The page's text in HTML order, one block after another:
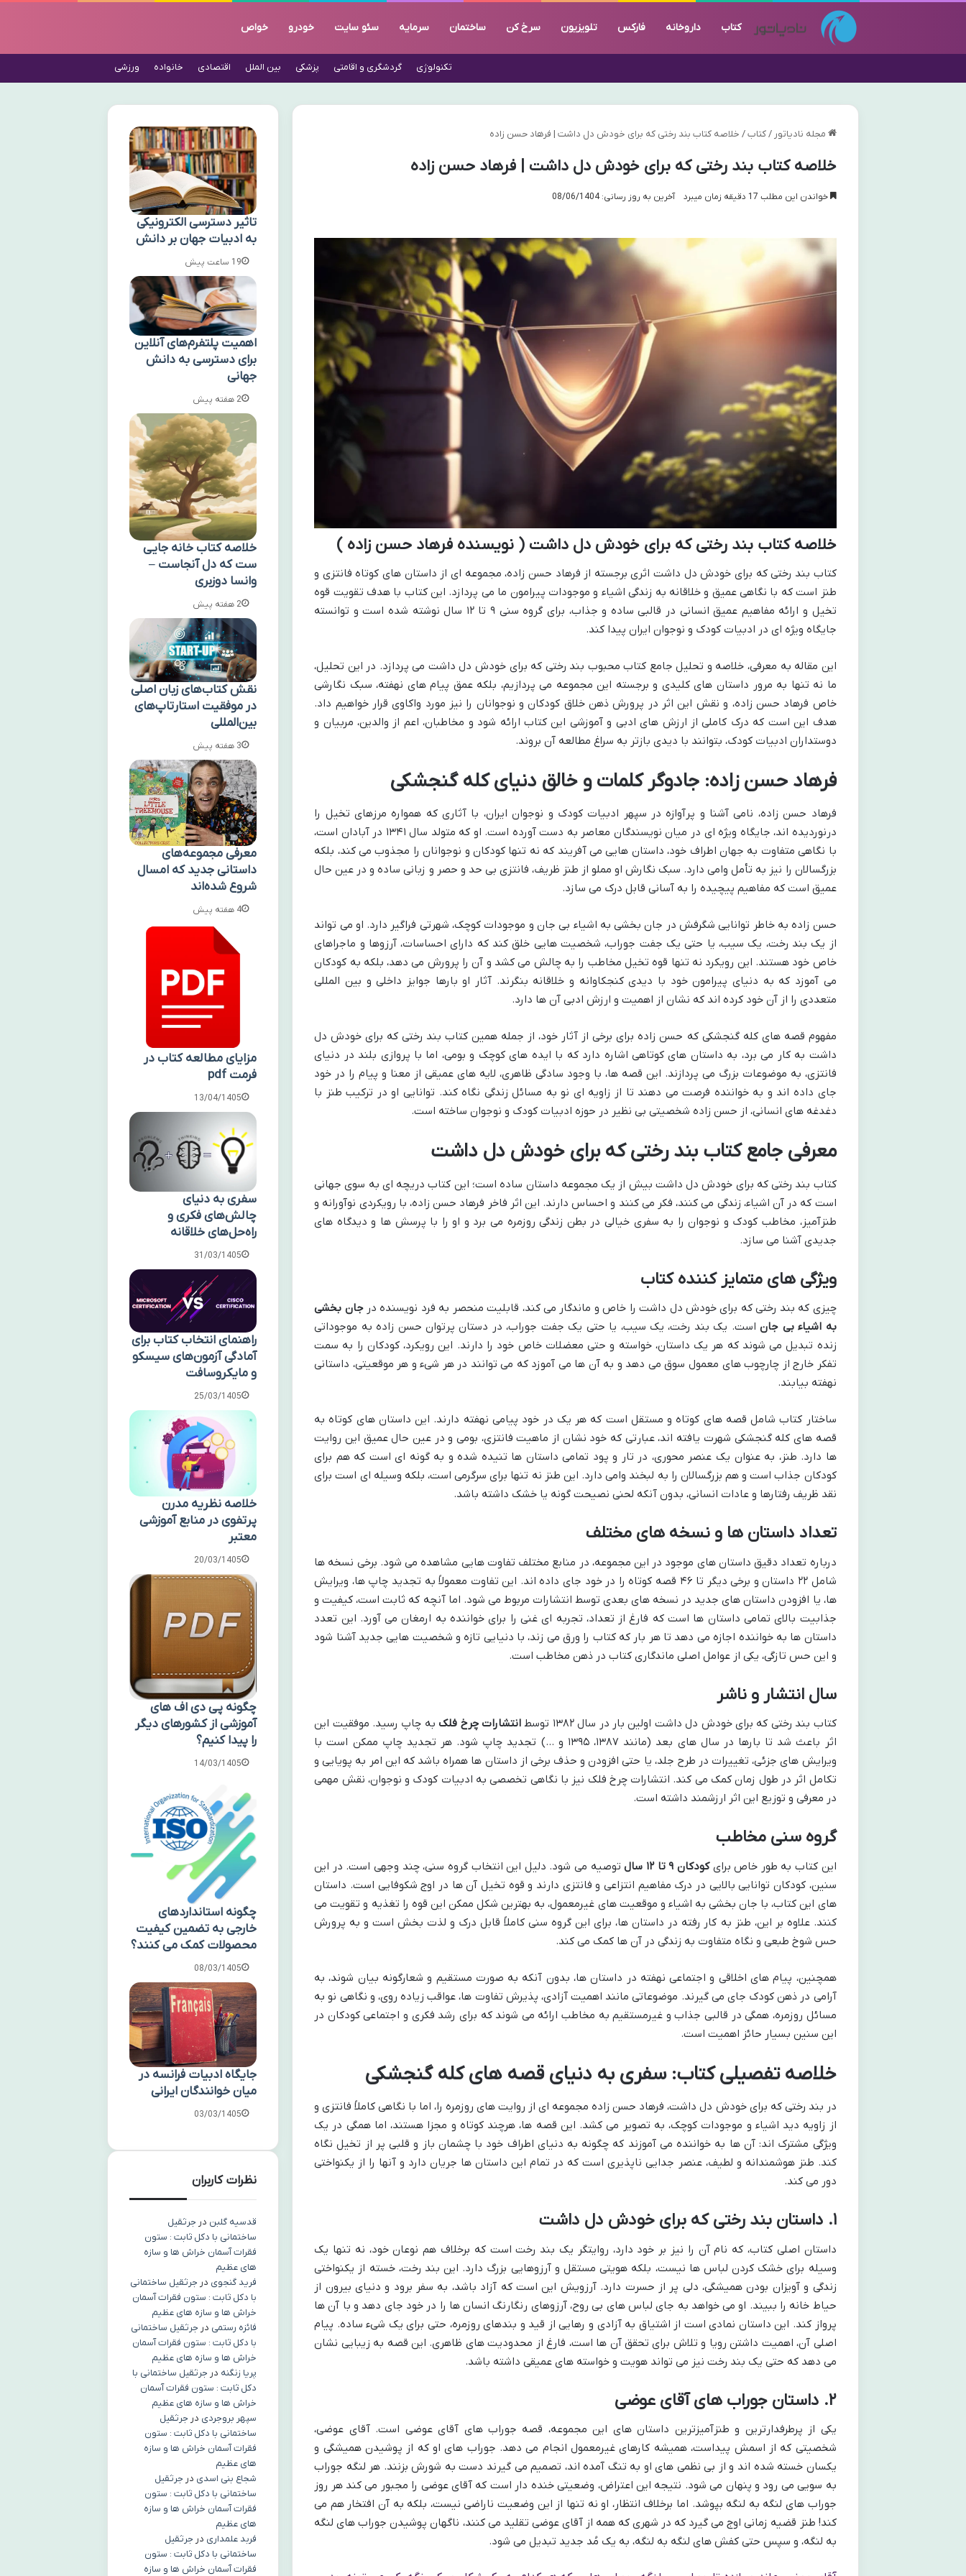
کتاب داروخانه فارکس تلویزیون سرخ کن ساختمان سرمایه سئو سایت خودرو خواص
تکنولوژی گردشگری و اقامتی پزشکی بین الملل اقتصادی خانواده ورزشی
مجله نادیاتور / کتاب / خلاصه کتاب بند رختی که برای خودش دل داشت | فرهاد حسن زاده
خلاصه کتاب بند رختی که برای خودش دل داشت | فرهاد حسن زاده
آخرین به روز رسانی: 08/06/1404 خواندن این مطلب 17 دقیقه زمان میبرد
خلاصه کتاب بند رختی که برای خودش دل داشت ( نویسنده فرهاد حسن زاده )
کتاب بند رختی که برای خودش دل داشت اثری برجسته از فرهاد حسن زاده، مجموعه ای از داستان های کوتاه فانتزی و
طنز است که با نگاهی عمیق و خلاقانه به زندگی اشیاء و موجودات پیرامون ما می پردازد. این کتاب با هدف تقویت قوه
تخیل و ارائه مفاهیم عمیق انسانی در قالبی ساده و جذاب، برای گروه سنی ۹ تا ۱۲ سال نوشته شده است و توانسته
جایگاه ویژه ای در ادبیات کودک و نوجوان ایران پیدا کند.
این مقاله به معرفی، خلاصه و تحلیل جامع کتاب محبوب بند رختی که برای خودش دل داشت می پردازد. در این تحلیل،
ما نه تنها به مرور داستان های کلیدی و برجسته این مجموعه می پردازیم، بلکه عمق پیام های نهفته، سبک نگارشی
خاص فرهاد حسن زاده، و نقش این اثر در پرورش ذهن خلاق کودکان و نوجوانان را نیز مورد واکاوی قرار خواهیم داد.
هدف این است که درک کاملی از ارزش های ادبی و آموزشی این کتاب ارائه شود و مخاطبان، اعم از والدین، مربیان و
دوستداران ادبیات کودک، بتوانند با دیدی بازتر به سراغ مطالعه آن بروند.
فرهاد حسن زاده: جادوگر کلمات و خالق دنیای کله گنجشکی
فرهاد حسن زاده، نامی آشنا و پرآوازه در سپهر ادبیات کودک و نوجوان ایران، با آثاری که همواره مرزهای تخیل را
درنوردیده اند، جایگاه ویژه ای در میان نویسندگان معاصر به دست آورده است. او که متولد سال ۱۳۴۱ در آبادان است،
با نگاهی متفاوت به جهان اطراف خود، داستان هایی می آفریند که نه تنها کودکان و نوجوانان را مجذوب می کند، بلکه
بزرگسالان را نیز به تأمل وامی دارد. سبک نگارش او مملو از طنز ظریف، فانتزی بی حد و حصر و زبانی ساده و در عین حال
عمیق است که مفاهیم پیچیده را به آسانی قابل درک می سازد.
حسن زاده به خاطر توانایی شگرفش در جان بخشی به اشیاء بی جان و موجودات کوچک، شهرتی فراگیر دارد. او می تواند
از یک بند رخت، یک سیب، یا حتی یک جفت جوراب، شخصیت هایی خلق کند که دارای احساسات، آرزوها و ماجراهای
خاص خود هستند. این رویکرد نه تنها قوه تخیل مخاطب را به چالش می کشد و آن را پرورش می دهد، بلکه به کودکان
می آموزد که به دنیای پیرامون خود با دیدی کنجکاوانه و خلاقانه بنگرند. آثار او بارها جوایز داخلی و بین المللی
متعددی را از آن خود کرده اند که نشان از اهمیت و ارزش ادبی آن ها دارد.
مفهوم قصه های کله گنجشکی که حسن زاده برای برخی از آثار خود، از جمله همین کتاب بند رختی که برای خودش دل
داشت به کار می برد، به داستان های کوتاهی اشاره دارد که با ایده های کوچک و بومی، اما با پروازی بلند در دنیای
فانتزی، به موضوعات بزرگ می پردازند. این قصه ها، با وجود سادگی ظاهری، لایه های عمیقی از معنا و پیام را در خود
جای داده اند و به خواننده فرصت می دهند تا از زاویه ای نو به مسائل زندگی نگاه کند. توانایی او در ترکیب طنز با
دغدغه های انسانی، از حسن زاده شخصیتی بی نظیر در حوزه ادبیات کودک و نوجوان ساخته است.
معرفی جامع کتاب بند رختی که برای خودش دل داشت
کتاب بند رختی که برای خودش دل داشت بیش از یک مجموعه داستان ساده است؛ این کتاب دریچه ای به سوی جهانی
است که در آن اشیاء، زندگی می کنند، فکر می کنند و احساس دارند. این اثر فاخر فرهاد حسن زاده، با رویکردی نوآورانه و
طنزآمیز، مخاطب کودک و نوجوان را به سفری خیالی در بطن زندگی روزمره می برد و او را با پرسش ها و دیدگاه های
جدیدی آشنا می سازد.
ویژگی های متمایز کننده کتاب
چیزی که بند رختی که برای خودش دل داشت را خاص و ماندگار می کند، قابلیت منحصر به فرد نویسنده درجان بخشی
به اشیاء بی جاناست. یک بند رخت، یک سیب، یا حتی یک جفت جوراب، در دستان پرتوان حسن زاده به موجوداتی
زنده تبدیل می شوند که هر یک داستان، خواسته و حتی معضلات خاص خود را دارند. این رویکرد، کودکان را به سمت
تفکر خارج از چارچوب های معمول سوق می دهد و به آن ها می آموزد که می توانند در هر شیء و هر موقعیتی، داستانی
نهفته بیابند.
ساختار کتاب شامل قصه های کوتاه و مستقل است که هر یک در خود پیامی نهفته دارند. این داستان های کوتاه به
قصه های کله گنجشکی شهرت یافته اند، عبارتی که خود نشان از ماهیت فانتزی، بومی و در عین حال عمیق این روایت
ها دارد. طنز، به عنوان یک عنصر محوری، در تار و پود تمامی داستان ها تنیده شده و به گونه ای است که هم برای
کودکان جذاب است و هم بزرگسالان را به لبخند وامی دارد. این طنز نه تنها برای سرگرمی است، بلکه وسیله ای است برای
نقد ظریف رفتارها و عادات انسانی، بدون آنکه لحنی نصیحت گونه یا خشک داشته باشد.
تعداد داستان ها و نسخه های مختلف
درباره تعداد دقیق داستان های موجود در این مجموعه، در منابع مختلف تفاوت هایی مشاهده می شود. برخی نسخه ها
شامل ۲۲ داستان و برخی دیگر تا ۴۶ قصه کوتاه را در خود جای داده اند. این تفاوت معمولاً به تجدید چاپ ها، ویرایش
ها، یا افزودن داستان های جدید در نسخه های بعدی توسط انتشارات مربوط می شود. اما آنچه که ثابت است، کیفیت و
جذابیت بالای تمامی داستان ها است که فارغ از تعداد، تجربه ای غنی را برای خواننده به ارمغان می آورد. این تعدد
داستان ها به خواننده اجازه می دهد تا هر بار که کتاب را ورق می زند، با دنیایی تازه و شخصیت هایی جدید آشنا شود
و این حس تازگی، یکی از عوامل اصلی ماندگاری کتاب در ذهن مخاطب است.
سال انتشار و ناشر
کتاب بند رختی که برای خودش دل داشت اولین بار در سال ۱۳۸۲ توسط انتشارات چرخ فلک به چاپ رسید. موفقیت این
اثر باعث شد تا بارها در سال های بعد (مانند ۱۳۸۷، ۱۳۹۵ و …) تجدید چاپ شود. هر تجدید چاپ ممکن است با
ویرایش های جزئی، تغییرات در طرح جلد، یا حتی افزودن و حذف برخی از داستان ها همراه باشد که این امر به پویایی و
تکامل اثر در طول زمان کمک می کند. انتشارات چرخ فلک نیز با نگاهی تخصصی به ادبیات کودک و نوجوان، نقش مهمی
در معرفی و توزیع این اثر ارزشمند داشته است.
گروه سنی مخاطب
این کتاب به طور خاص برایکودکان ۹ تا ۱۲ سال
توصیه می شود. دلیل این انتخاب گروه سنی، چند وجهی است. در این
سنین، کودکان توانایی بالایی در درک مفاهیم انتزاعی و فانتزی دارند و قوه تخیل آن ها در اوج شکوفایی است. داستان
های این کتاب، با جان بخشی به اشیاء و موقعیت های غیرمعمول، به بهترین شکل ممکن این قوه را تغذیه و تقویت می
کنند. علاوه بر این، طنز به کار رفته در داستان ها، برای این گروه سنی کاملاً قابل درک و لذت بخش است و به پرورش
حس شوخ طبعی و نگاه متفاوت به زندگی در آن ها کمک می کند.
همچنین، پیام های اخلاقی و اجتماعی نهفته در داستان ها، بدون آنکه به صورت مستقیم و شعارگونه بیان شوند، به
آرامی در ذهن کودک جای می گیرند. موضوعاتی مانند اهمیت آزادی، پذیرش تفاوت ها، عواقب زیاده روی، و نگاهی نو به
مسائل روزمره، همگی در قالبی جذاب و غیرمستقیم به مخاطب ارائه می شوند که برای رشد فکری و اجتماعی کودکان در
این سنین بسیار حائز اهمیت است.
خلاصه تفصیلی کتاب: سفری به دنیای قصه های کله گنجشکی
در بند رختی که برای خودش دل داشت، فرهاد حسن زاده مجموعه ای از روایت های روزمره را، اما با نگاهی کاملاً فانتزی و
از زاویه دید اشیاء و موجودات کوچک، به تصویر می کشد. این قصه ها، هرچند کوتاه و مجزا هستند، اما همگی در یک
ویژگی مشترک اند: آن ها به خواننده می آموزند که چگونه به دنیای اطراف خود با چشمان باز و قلبی پر از تخیل نگاه
کند. طنز هوشمندانه و لطیف، عنصر جدایی ناپذیری است که در تمام این داستان ها جریان دارد و آنها را از یکنواختی
دور می کند.
۱. داستان بند رختی که برای خودش دل داشت
داستان اصلی کتاب، که نام آن را نیز بر خود دارد، روایتگر یک بند رخت است که برخلاف هم نوعان خود، نه تنها یک
وسیله برای خشک کردن لباس ها نیست، بلکه هویتی مستقل و آرزوهایی بزرگ دارد. این بند رخت، خسته از یکنواختی
زندگی و آویزان بودن همیشگی، دلی پر از حسرت دارد. آرزویش این است که آزاد باشد، به سفر برود و دنیای بیرون از
حیاط خانه را ببیند. او می خواهد به جای لباس های بی روح، آرزوهای رنگارنگ انسان ها را در خود جای دهد و با آن ها
پرواز کند. این داستان نمادی است از اشتیاق به آزادی و رهایی از قید و بندهای روزمره، حتی برای یک شیء ساده. پیام
اصلی آن، اهمیت داشتن رویا و تلاش برای تحقق آن ها است، فارغ از محدودیت های ظاهری. این قصه به زیبایی نشان
می دهد که حتی یک بند رخت نیز می تواند هویت و خواسته های عمیقی داشته باشد.
۲. داستان جوراب های آقای عوضی
یکی از پرطرفدارترین و طنزآمیزترین داستان های این مجموعه، قصه جوراب های آقای عوضی است. آقای عوضی،
شخصیتی که از اسمش پیداست، همیشه کارهای غیرمعمول انجام می دهد. جوراب های او که از پوشیدن همیشگی و
یکسان خسته شده اند و از بی نظمی های او به تنگ آمده اند، تصمیم می گیرند دست به شورش بزنند. هر لنگه جوراب
به سویی می رود و پنهان می شود. نتیجه این اعتراض، وضعیتی خنده دار است که آقای عوضی را مجبور می کند هر روز
جوراب های لنگه به لنگه بپوشد. اما برخلاف انتظار، او نه تنها از این وضعیت ناراضی نیست، بلکه به آن افتخار هم می
کند! طنز قضیه زمانی اوج می گیرد که در شهری که همه از آقای عوضی تقلید می کنند، ناگهان پوشیدن جوراب های لنگه
به لنگه، و سپس حتی کفش های لنگه به لنگه، به یک مُد جدید تبدیل می شود.
تاثیر دسترسی الکترونیکی
به ادبیات جهان بر دانش
19 ساعت پیش
اهمیت پلتفرم‌های آنلاین
برای دسترسی به دانش
جهانی
2 هفته پیش
خلاصه کتاب خانه جایی
ست که دل آنجاست –
وانسا دوزبری
2 هفته پیش
نقش کتاب‌های زبان اصلی
در موفقیت استارتاپ‌های
بین‌المللی
3 هفته پیش
معرفی مجموعه‌های
داستانی جدید که امسال
شروع شده‌اند
4 هفته پیش
مزایای مطالعه کتاب در
فرمت pdf
13/04/1405
سفری به دنیای
چالش‌های فکری و
راه‌حل‌های خلاقانه
31/03/1405
راهنمای انتخاب کتاب برای
آمادگی آزمون‌های سیسکو
و مایکروسافت
25/03/1405
خلاصه نظریه مدرن
پرتفوی در منابع آموزشی
معتبر
20/03/1405
چگونه پی دی اف های
آموزشی از کشورهای دیگر
را پیدا کنیم؟
14/03/1405
چگونه استانداردهای
خارجی به تضمین کیفیت
محصولات کمک می کنند؟
08/03/1405
جایگاه ادبیات فرانسه در
میان خوانندگان ایرانی
03/03/1405
نظرات کاربران
قدسیه گلبن در جرثقیل
ساختمانی با دکل ثابت : ستون
فقرات آسمان خراش ها و سازه
های عظیم
فرید گنجوی در جرثقیل ساختمانی
با دکل ثابت : ستون فقرات آسمان
خراش ها و سازه های عظیم
فائزه رستمی در جرثقیل ساختمانی
با دکل ثابت : ستون فقرات آسمان
خراش ها و سازه های عظیم
پریا زنگنه در جرثقیل ساختمانی با
دکل ثابت : ستون فقرات آسمان
خراش ها و سازه های عظیم
سپهر بروجردی در جرثقیل
ساختمانی با دکل ثابت : ستون
فقرات آسمان خراش ها و سازه
های عظیم
شجاع بنی اسدی در جرثقیل
ساختمانی با دکل ثابت : ستون
فقرات آسمان خراش ها و سازه
های عظیم
فربد علمداری در جرثقیل
ساختمانی با دکل ثابت : ستون
فقرات آسمان خراش ها و سازه